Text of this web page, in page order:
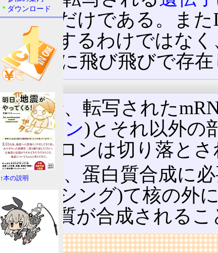
く僅かだけである。ま
で対応するわけではな
DNA中に飛び飛びで存
翻訳前
そこで、転写された
(エクソン)とそれ以外の
イントロンは切り落と
その後、蛋白質合成に
プライシング)て核の外
て蛋白質が合成される
リンク
ダウンロード
↑本の説明